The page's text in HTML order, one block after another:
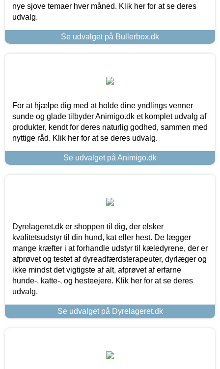
nye sjove temaer hver måned. Klik her for at se deres
udvalg.
Se udvalget på Bullerbox.dk
For at hjælpe dig med at holde dine yndlings venner
sunde og glade tilbyder Animigo.dk et komplet udvalg af
produkter, kendt for deres naturlig godhed, sammen med
nyttige råd. Klik her for at se deres udvalg.
Se udvalget på Animigo.dk
Dyrelageret.dk er shoppen til dig, der elsker
kvalitetsudstyr til din hund, kat eller hest. De lægger
mange kræfter i at forhandle udstyr til kæledyrene, der er
afprøvet og testet af dyreadfærdsterapeuter, dyrlæger og
ikke mindst det vigtigste af alt, afprøvet af erfarne
hunde-, katte-, og hesteejere. Klik her for at se deres
udvalg.
Se udvalget på Dyrelageret.dk